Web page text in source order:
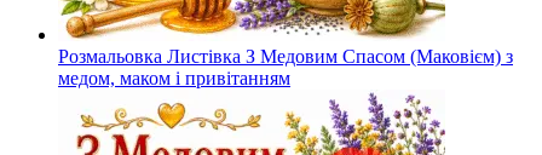
Розмальовка Листівка З Медовим Спасом (Маковієм) з
медом, маком і привітанням